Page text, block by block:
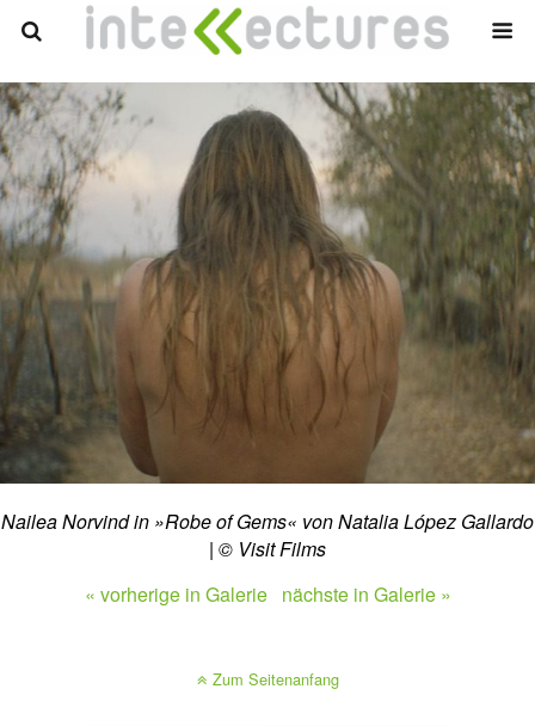
Nailea Norvind in »Robe of Gems« von Natalia López Gallardo
| © Visit Films
« vorherige in Galerie nächste in Galerie »
Zum Seitenanfang